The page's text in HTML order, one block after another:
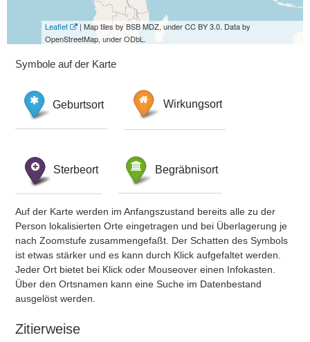
Leaflet
| Map tiles by BSB MDZ, under CC BY 3.0. Data by
OpenStreetMap, under ODbL.
Symbole auf der Karte
Geburtsort Wirkungsort
Sterbeort Begräbnisort
Auf der Karte werden im Anfangszustand bereits alle zu der
Person lokalisierten Orte eingetragen und bei Überlagerung je
nach Zoomstufe zusammengefaßt. Der Schatten des Symbols
ist etwas stärker und es kann durch Klick aufgefaltet werden.
Jeder Ort bietet bei Klick oder Mouseover einen Infokasten.
Über den Ortsnamen kann eine Suche im Datenbestand
ausgelöst werden.
Zitierweise